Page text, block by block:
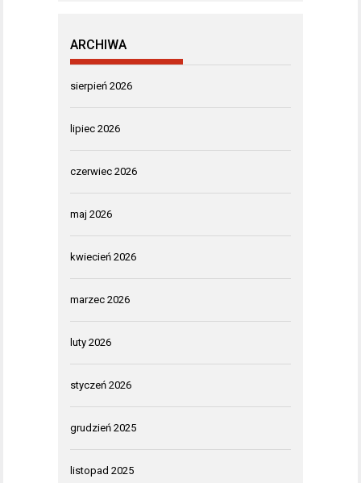
ARCHIWA
sierpień 2026
lipiec 2026
czerwiec 2026
maj 2026
kwiecień 2026
marzec 2026
luty 2026
styczeń 2026
grudzień 2025
listopad 2025